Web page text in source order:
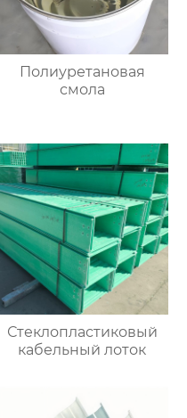
Полиуретановая
смола
Стеклопластиковый
кабельный лоток